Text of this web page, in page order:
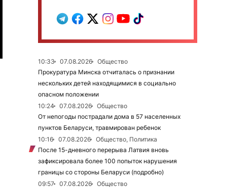
10:33 07.08.2026
Общество
Прокуратура Минска отчиталась о признании
нескольких детей находящимися в социально
опасном положении
10:24
07.08.2026
Общество
От непогоды пострадали дома в 57 населенных
пунктов Беларуси, травмирован ребенок
10:16
07.08.2026
Общество, Политика
После 15-дневного перерыва Латвия вновь
зафиксировала более 100 попыток нарушения
границы со стороны Беларуси (подробно)
09:57
07.08.2026
Общество